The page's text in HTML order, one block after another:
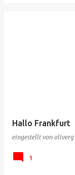
Hallo Frankfurt
eingestellt von oliverg
1